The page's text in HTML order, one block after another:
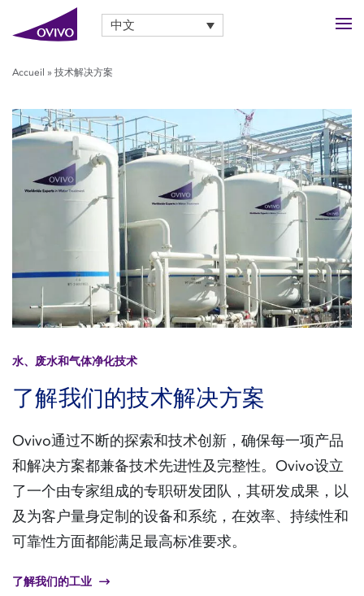
中文
Accueil » 技术解决方案
水、废水和气体净化技术
了解我们的技术解决方案
Ovivo通过不断的探索和技术创新，确保每一项产品
和解决方案都兼备技术先进性及完整性。Ovivo设立
了一个由专家组成的专职研发团队，其研发成果，以
及为客户量身定制的设备和系统，在效率、持续性和
可靠性方面都能满足最高标准要求。
了解我们的工业